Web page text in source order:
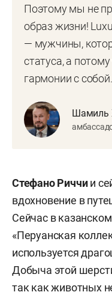
Поэтому мы не
образ жизни!
— мужчины,
статуса, а
гармонии с собой.
Шамиль
Стефано Риччии
вдохновение в
Сейчас в
«Перуанская
используется
Добыча этой
так как животных